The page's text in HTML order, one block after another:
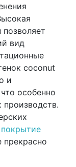
вид
coconut
и
особенно
покрытие
прекрасно